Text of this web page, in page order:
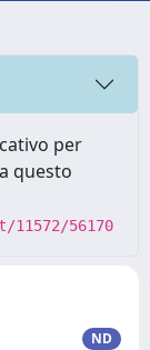
per
questo
56170
ND